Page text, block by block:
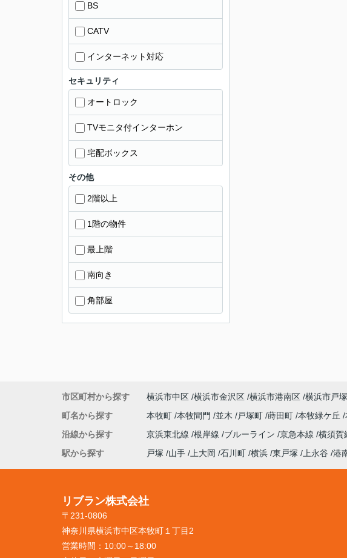
BS
CATV
インターネット対応
セキュリティ
オートロック
TVモニタ付インターホン
宅配ボックス
その他
2階以上
1階の物件
最上階
南向き
角部屋
市区町村から探す 横浜市中区 横浜市金沢区 横浜市港南区 横浜市戸
町名から探す
本牧町 本牧間門 並木 戸塚町 蒔田町 本牧緑ケ丘
沿線から探す
京浜東北線 根岸線 ブルーライン 京急本線 横須賀
駅から探す
戸塚 山手 上大岡 石川町 横浜 東戸塚 上永谷 港
リブラン株式会社
〒231-0806
神奈川県横浜市中区本牧町１丁目2
営業時間： 10:00～18:00